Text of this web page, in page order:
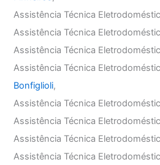
Assistência Técnica
Assistência Técnica
Assistência Técnica
Assistência Técnica
Bonfiglioli,
Assistência Técnica
Assistência Técnica
Assistência Técnica
Assistência Técnica